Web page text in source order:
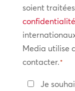
de
confidentialité
*
soient
confidentialité
Media utilise
contacter.*
Restez
Je